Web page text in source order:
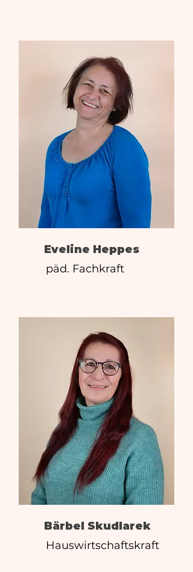
Eveline Heppes
päd. Fachkraft
Bärbel Skudlarek
Hauswirtschaftskraft